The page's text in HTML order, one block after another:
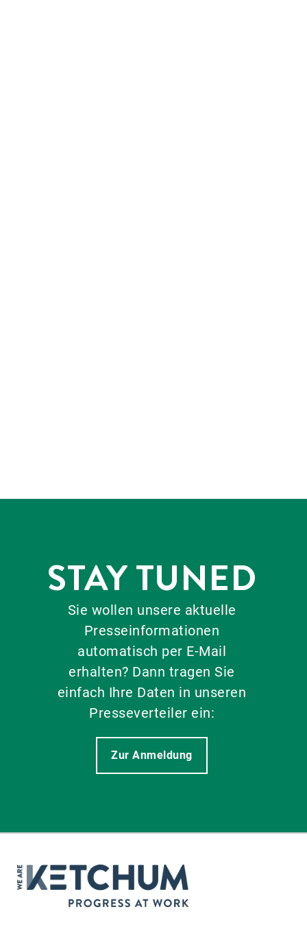
STAY TUNED
Sie wollen unsere aktuelle
Presseinformationen
automatisch per E-Mail
erhalten? Dann tragen Sie
einfach Ihre Daten in unseren
Presseverteiler ein:
Zur Anmeldung